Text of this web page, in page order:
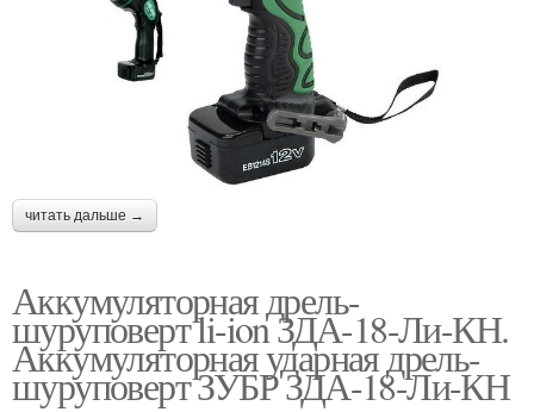
читать дальше →
Аккумуляторная дрель-
шуруповерт li-ion ЗДА-18-Ли-КН.
Аккумуляторная ударная дрель-
шуруповерт ЗУБР ЗДА-18-Ли-КН